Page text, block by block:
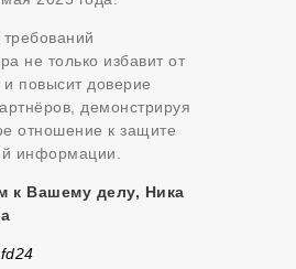
не только избавит от
повысит доверие
демонстрируя
отношение к защите
информации.
к Вашему делу, Ника